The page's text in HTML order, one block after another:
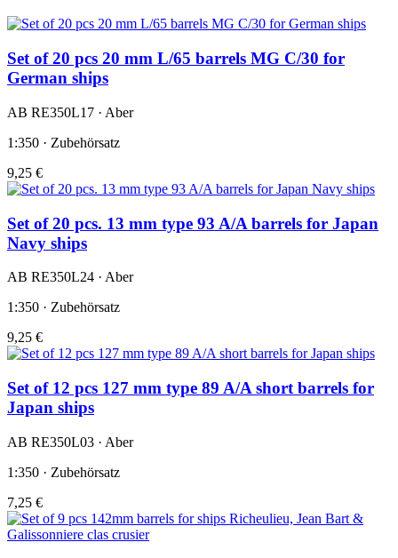
Set of 20 pcs 20 mm L/65 barrels MG C/30 for
German ships
AB RE350L17 · Aber
1:350 · Zubehörsatz
9,25 €
Set of 20 pcs. 13 mm type 93 A/A barrels for Japan
Navy ships
AB RE350L24 · Aber
1:350 · Zubehörsatz
9,25 €
Set of 12 pcs 127 mm type 89 A/A short barrels for
Japan ships
AB RE350L03 · Aber
1:350 · Zubehörsatz
7,25 €